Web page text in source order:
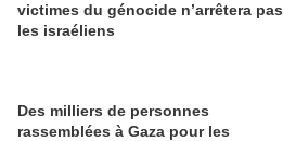
victimes du génocide n’arrêtera pas
les israéliens
Des milliers de personnes
rassemblées à Gaza pour les